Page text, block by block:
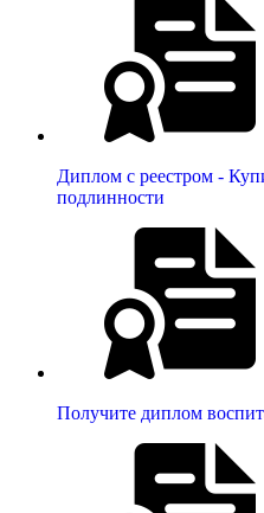
Диплом с реестром -
подлинности
Получите диплом